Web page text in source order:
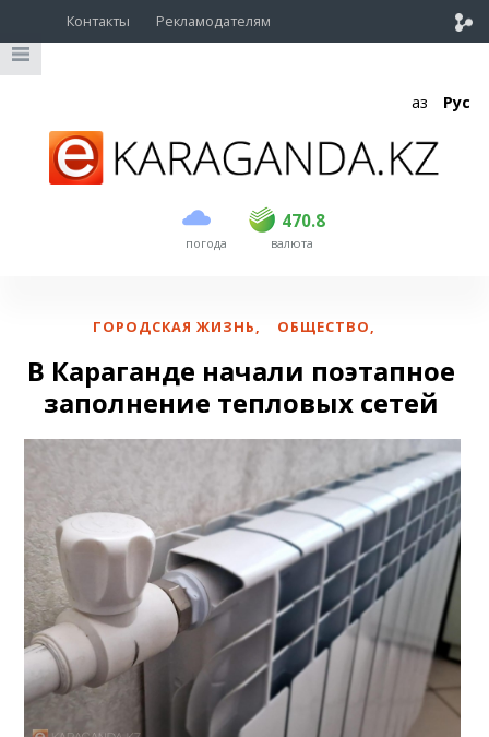
Контакты Рекламодателям
Қаз Рус
погода
470.8
USD 468.5 470.8
EUR валюта
ГОРОДСКАЯ ЖИЗНЬ, ОБЩЕСТВО,
В Караганде начали поэтапное
заполнение тепловых сетей